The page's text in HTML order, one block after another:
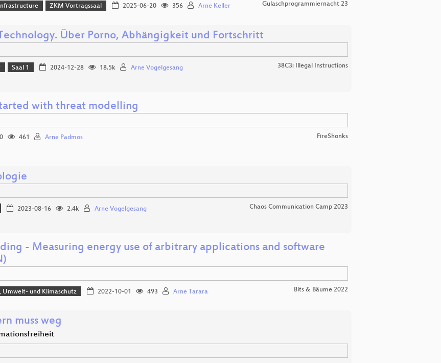
ZKM Vortragssaal 2025-06-20 356 Arne Keller Gulaschprogrammiernacht 23
Über Porno, Abhängigkeit und Fortschritt
Saal 1 2024-12-28 18.5k Arne Vogelgesang 38C3: Illegal Instructions
with threat modelling
461 Arne Padmos FireShonks
2023-08-16 2.4k Arne Vogelgesang Chaos Communication Camp 2023
- Measuring energy use of arbitrary applications and software
Umwelt- und Klimaschutz 2022-10-01 493 Arne Tarara Bits & Bäume 2022
muss weg